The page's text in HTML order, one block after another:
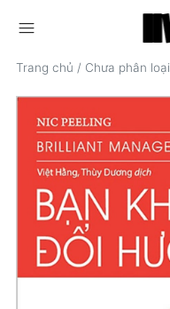
menu
Trang chủ / Chưa phân loại